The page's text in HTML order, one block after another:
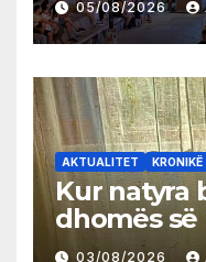
05/08/2026
AKTUALITET KRONIKË
Kur natyra
dhomës së
03/08/2026